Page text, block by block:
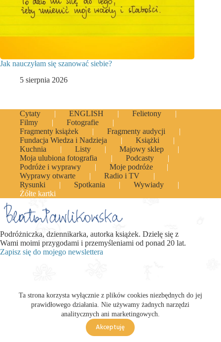
Ta strona korzysta wyłącznie z plików cookies niezbędnych do jej
prawidłowego działania. Nie używamy żadnych narzędzi
analitycznych ani marketingowych.
Akceptuję
Jak nauczyłam się szanować siebie?
5 sierpnia 2026
Cytaty ENGLISH
Felietony
Filmy
Fotografie
Fragmenty książek
Fragmenty audycji
Fundacja Wiedza i Nadzieja
Książki
Kuchnia
Listy
Majowy sklep
Moja ulubiona fotografia
Podcasty
Podróże i wyprawy
Moje podróże
Wyprawy otwarte
Radio i TV
Rysunki
Spotkania
Wywiady
Żółte kartki
Podróżniczka, dziennikarka, autorka książek. Dzielę się z
Wami moimi przygodami i przemyśleniami od ponad 20 lat.
Zapisz się do mojego newslettera